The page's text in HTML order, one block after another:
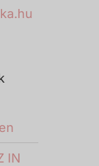
IN